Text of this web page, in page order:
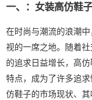
一、：女装高仿鞋
在时尚与潮流的浪潮
视的一席之地。随着
的追求日益增长，高
特点，成为了许多追
仿鞋子的市场现状、